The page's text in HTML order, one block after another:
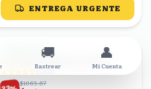
ENTREGA URGENTE
ENVÍO GRATIS
12 rosas rositas en ramo
$1065.67
🚚
Rastrear
👤
Mi Cuenta